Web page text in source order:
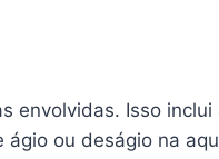
envolvidas. Isso inclui
ou deságio na